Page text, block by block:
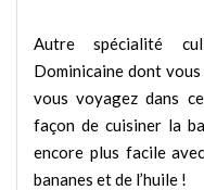
Autre spécialité
Dominicaine dont
vous voyagez dans
façon de cuisiner la
encore plus facile
bananes et de l’huile !